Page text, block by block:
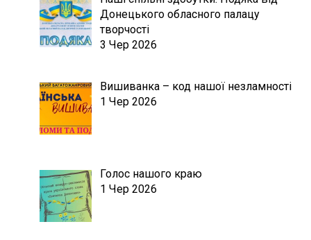
Донецького обласного палацу
творчості
3 Чер 2026
Вишиванка – код нашої незламності
1 Чер 2026
Голос нашого краю
1 Чер 2026